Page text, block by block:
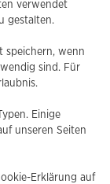
verwendet
gestalten.
speichern, wenn
sind. Für
Einige
unseren Seiten
Erklärung auf